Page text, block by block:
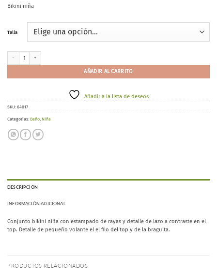
Bikini niña
Talla
AÑADIR AL CARRITO
Añadir a la lista de deseos
SKU: 64017
Categorías: Baño Niña
DESCRIPCIÓN
INFORMACIÓN ADICIONAL
Conjunto bikini niña con estampado de rayas y detalle de lazo a contraste en el
top. Detalle de pequeño volante el el filo del top y de la braguita.
PRODUCTOS RELACIONADOS